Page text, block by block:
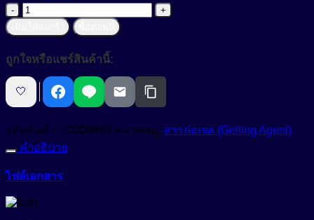
Anti- inflammatory
Anti-Aging Agent
Anti-Allergy
Anti-Bacteria
Anti-Dandruff
Anti-Dryness
สารเพิ่มความข้น (Thickerner)
สารเพิ่มความขาวสว่าง (Optical Brightening Agent)
สารเพิ่มความคงตัว (Stabilizers)
จำนวน
Verdessence
Glucomannan
(Hydagen
Clean)
สาร
ก่อ
ธรรมชาติ
จาก
สาร
ก่อ
ถูกใจหรือแชร์สินค้านี้:
🤍
รหัสสินค้า: 10000869 หมวดหมู่: สารก่อเจล (Gelling Agent)
คำอธิบาย
ไฟล์เอกสาร